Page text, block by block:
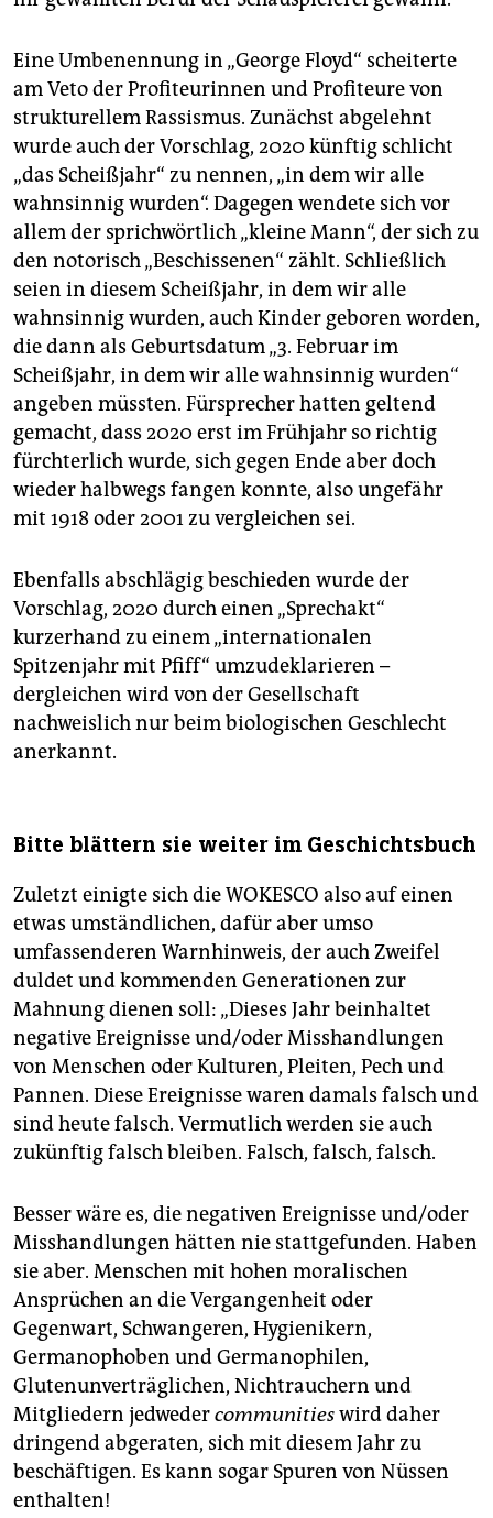
Eine Umbenennung in „George Floyd“ scheiterte
am Veto der Profiteurinnen und Profiteure von
strukturellem Rassismus. Zunächst abgelehnt
wurde auch der Vorschlag, 2020 künftig schlicht
„das Scheißjahr“ zu nennen, „in dem wir alle
wahnsinnig wurden“. Dagegen wendete sich vor
allem der sprichwörtlich „kleine Mann“, der sich zu
den notorisch „Beschissenen“ zählt. Schließlich
seien in diesem Scheißjahr, in dem wir alle
wahnsinnig wurden, auch Kinder geboren worden,
die dann als Geburtsdatum „3. Februar im
Scheißjahr, in dem wir alle wahnsinnig wurden“
angeben müssten. Fürsprecher hatten geltend
gemacht, dass 2020 erst im Frühjahr so richtig
fürchterlich wurde, sich gegen Ende aber doch
wieder halbwegs fangen konnte, also ungefähr
mit 1918 oder 2001 zu vergleichen sei.
Ebenfalls abschlägig beschieden wurde der
Vorschlag, 2020 durch einen „Sprechakt“
kurzerhand zu einem „internationalen
Spitzenjahr mit Pfiff“ umzudeklarieren –
dergleichen wird von der Gesellschaft
nachweislich nur beim biologischen Geschlecht
anerkannt.
Bitte blättern sie weiter im Geschichtsbuch
Zuletzt einigte sich die WOKESCO also auf einen
etwas umständlichen, dafür aber umso
umfassenderen Warnhinweis, der auch Zweifel
duldet und kommenden Generationen zur
Mahnung dienen soll: „Dieses Jahr beinhaltet
negative Ereignisse und/oder Misshandlungen
von Menschen oder Kulturen, Pleiten, Pech und
Pannen. Diese Ereignisse waren damals falsch und
sind heute falsch. Vermutlich werden sie auch
zukünftig falsch bleiben. Falsch, falsch, falsch.
Besser wäre es, die negativen Ereignisse und/oder
Misshandlungen hätten nie stattgefunden. Haben
sie aber. Menschen mit hohen moralischen
Ansprüchen an die Vergangenheit oder
Gegenwart, Schwangeren, Hygienikern,
Germanophoben und Germanophilen,
Glutenunverträglichen, Nichtrauchern und
Mitgliedern jedwedercommunitieswird daher
dringend abgeraten, sich mit diesem Jahr zu
beschäftigen. Es kann sogar Spuren von Nüssen
enthalten!